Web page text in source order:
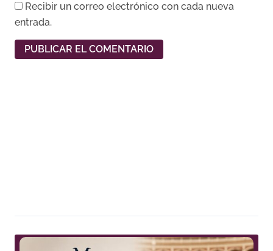
Recibir un correo electrónico con cada nueva
entrada.